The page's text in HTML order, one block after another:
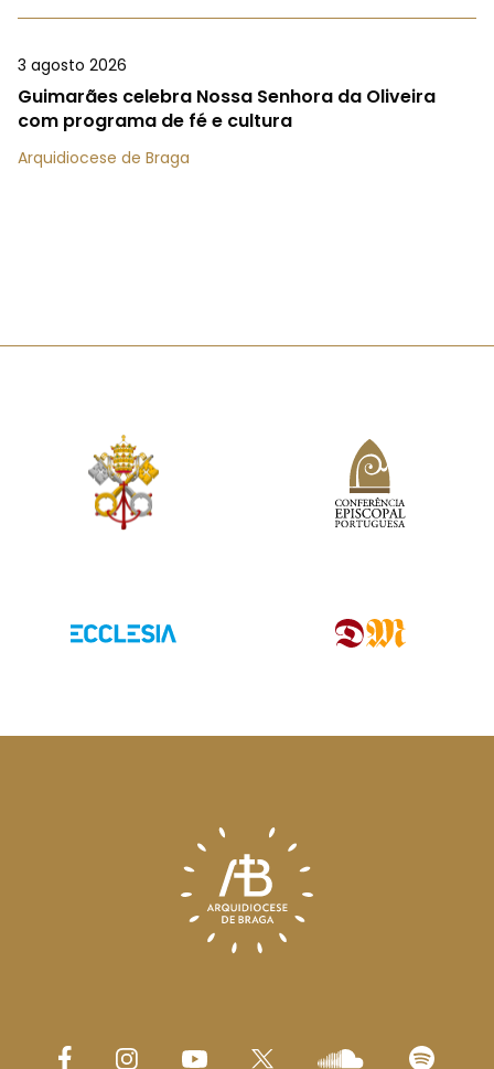
3 agosto 2026
Guimarães celebra Nossa Senhora da Oliveira
com programa de fé e cultura
Arquidiocese de Braga